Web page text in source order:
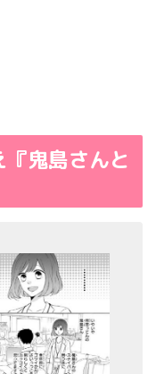
鬼島さんと